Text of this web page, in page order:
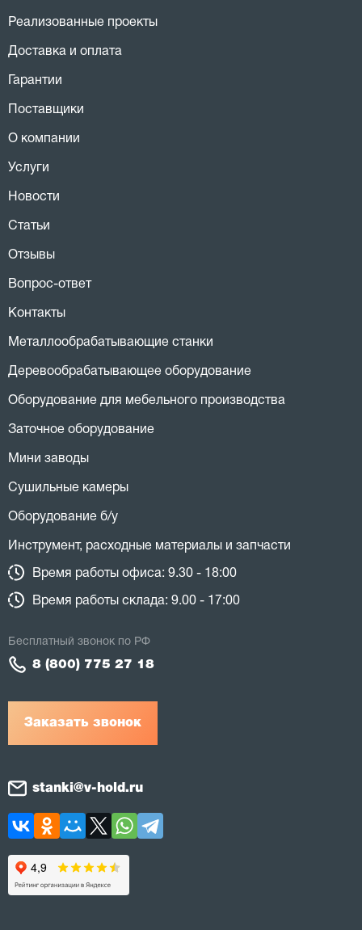
Реализованные проекты
Доставка и оплата
Гарантии
Поставщики
О компании
Услуги
Новости
Статьи
Отзывы
Вопрос-ответ
Контакты
Металлообрабатывающие станки
Деревообрабатывающее оборудование
Оборудование для мебельного производства
Заточное оборудование
Мини заводы
Сушильные камеры
Оборудование б/у
Инструмент, расходные материалы и запчасти
Время работы офиса: 9.30 - 18:00
Время работы склада: 9.00 - 17:00
Заказать звонок
Бесплатный звонок по РФ
8 (800) 775 27 18
stanki@v-hold.ru